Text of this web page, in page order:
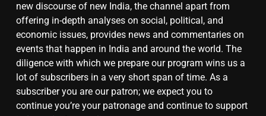
8
चुनाव से पहले लालू परिवार पर बड़ा झटका,
दिल्ली कोर्ट ने IRCTC घोटाले में आरोप
तय किए
new discourse of new India, the channel apart from
offering in-depth analyses on social, political, and
economic issues, provides news and commentaries on
events that happen in India and around the world. The
diligence with which we prepare our program wins us a
lot of subscribers in a very short span of time. As a
subscriber you are our patron; we expect you to
continue you’re your patronage and continue to support